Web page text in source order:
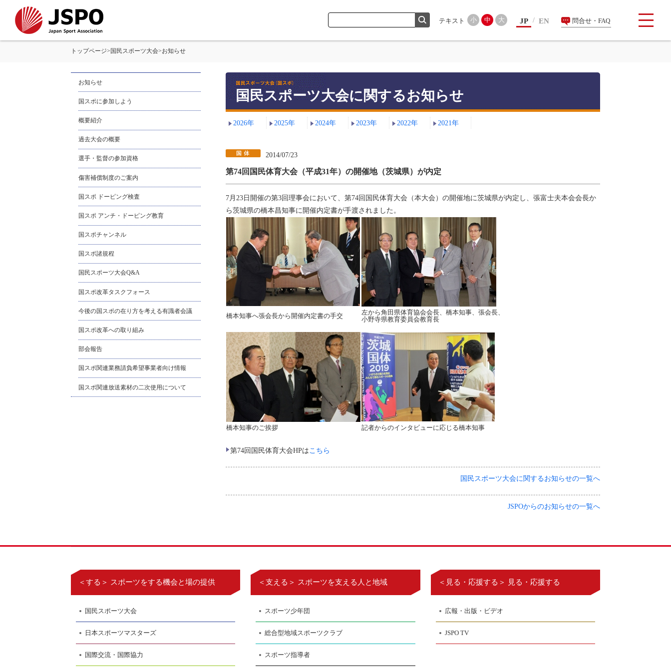
検索 小 中 大 JP EN 問合せ・FAQ
トップページ> 国民スポーツ大会>お知らせ
国民スポーツ大会に関するお知らせ
2026年 2025年 2024年 2023年 2022年 2021年
2014/07/23
第74回国民体育大会（平成31年）の開催地（茨城県）が内定
7月23日開催の第3回理事会において、第74回国民体育大会（本大会）の開催地に茨城県が内定し、張富士夫本会会長か
ら茨城県の橋本昌知事に開催内定書が手渡されました。
橋本知事へ張会長から開催内定書の手交
左から角田県体育協会会長、橋本知事、張会長、
小野寺県教育委員会教育長
橋本知事のご挨拶 記者からのインタビューに応じる橋本知事
第74回国民体育大会HPはこちら
国民スポーツ大会に関するお知らせの一覧へ
JSPOからのお知らせの一覧へ
お知らせ
国スポに参加しよう
概要紹介
過去大会の概要
選手・監督の参加資格
傷害補償制度のご案内
国スポ ドーピング検査
国スポ アンチ・ドーピング教育
国スポチャンネル
国スポ諸規程
国民スポーツ大会Q&A
国スポ改革タスクフォース
今後の国スポの在り方を考える有識者会議
国スポ改革への取り組み
部会報告
国スポ関連業務請負希望事業者向け情報
国スポ関連放送素材の二次使用について
＜する＞ スポーツをする機会と場の提供
国民スポーツ大会
日本スポーツマスターズ
国際交流・国際協力
＜支える＞ スポーツを支える人と地域
スポーツ少年団
総合型地域スポーツクラブ
スポーツ指導者
＜見る・応援する＞ 見る・応援する
広報・出版・ビデオ
JSPO TV